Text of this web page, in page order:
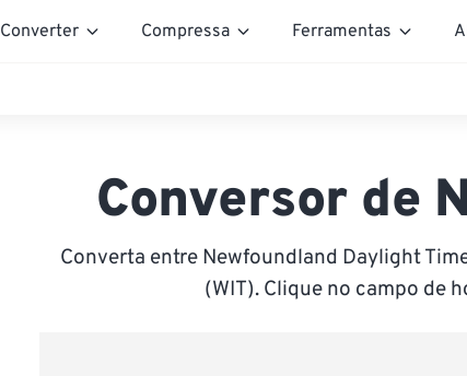
Converter Compressa Ferramentas
Conversor de
Converta entre Newfoundland Daylight
(WIT). Clique no campo de